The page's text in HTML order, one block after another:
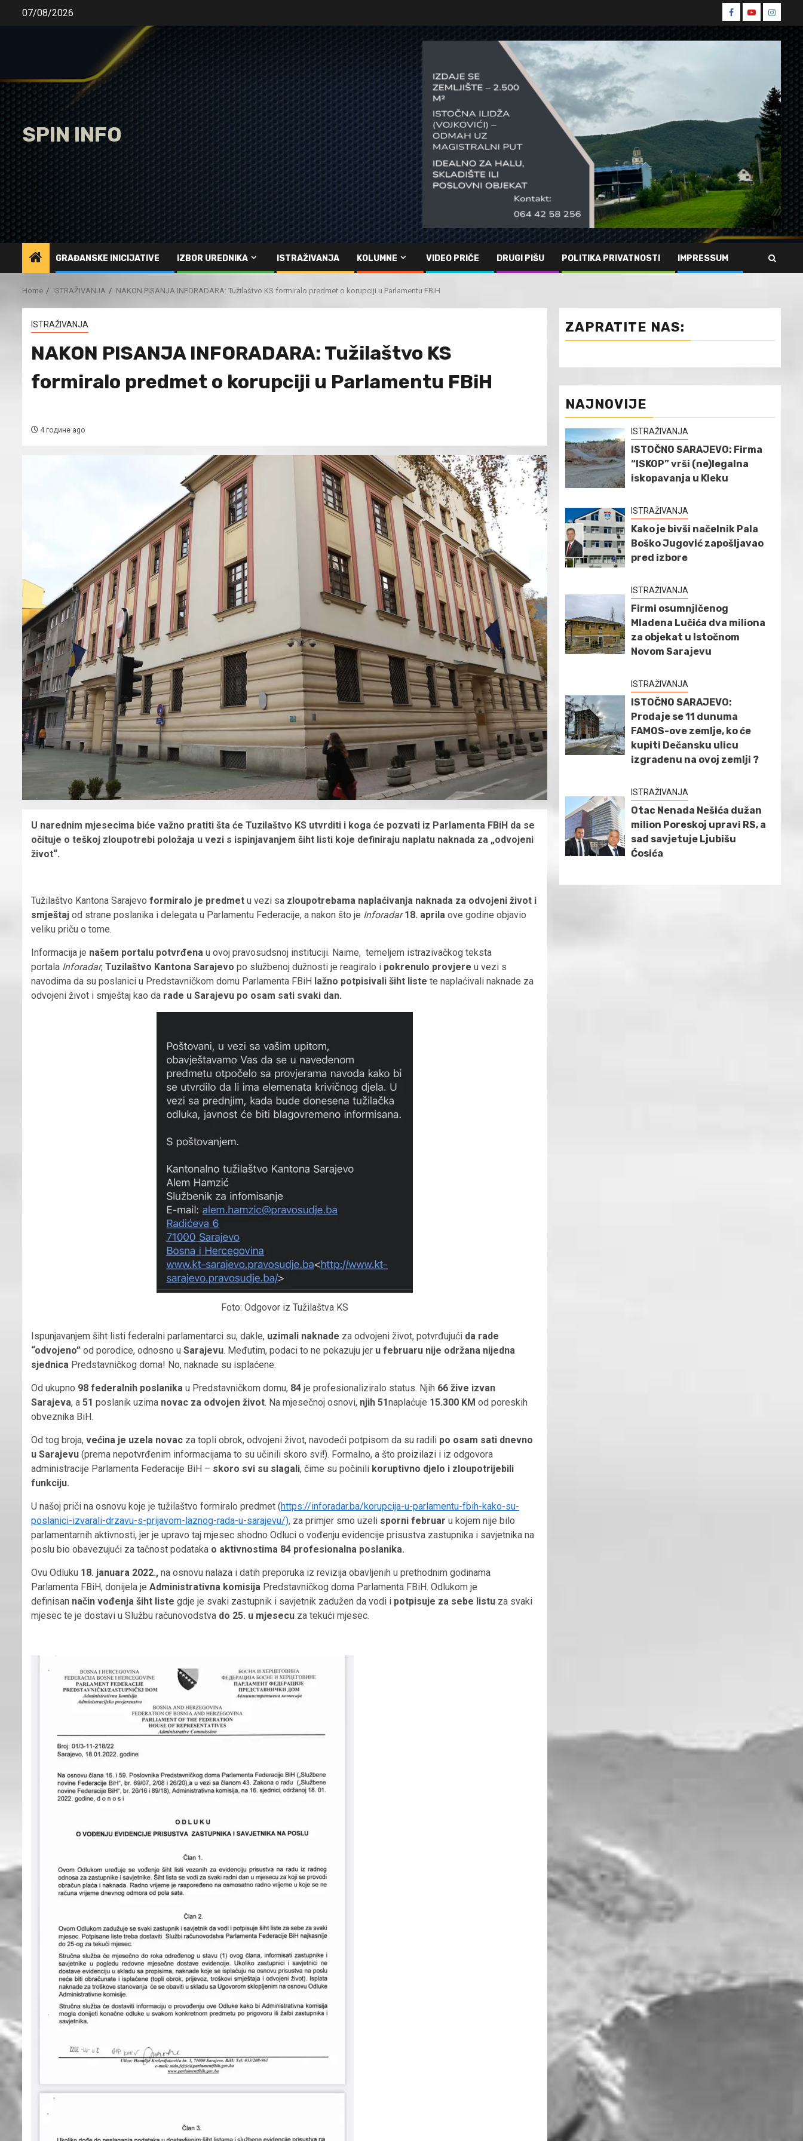
07/08/2026
Spin
Facebook
Spin
Youtube
Spin
SPIN INFO
GRAĐANSKE INICIJATIVE IZBOR UREDNIKA ISTRAŽIVANJA KOLUMNE VIDEO PRIČE DRUGI PIŠU POLITIKA PRIVATNOSTI IMPRESSUM
Home ISTRAŽIVANJA NAKON PISANJA INFORADARA: Tužilaštvo KS formiralo predmet o korupciji u Parlamentu FBiH
ISTRAŽIVANJA
NAKON PISANJA INFORADARA: Tužilaštvo KS
formiralo predmet o korupciji u Parlamentu FBiH
4 године ago
U narednim mjesecima biće važno pratiti šta će Tuzilaštvo KS utvrditi i koga će pozvati iz Parlamenta FBiH da se
očituje o teškoj zloupotrebi položaja u vezi s ispinjavanjem šiht listi koje definiraju naplatu naknada za „odvojeni
život“.
Tužilaštvo Kantona Sarajevo formiralo je predmet u vezi sa zloupotrebama naplaćivanja naknada za odvojeni život i
smještaj od strane poslanika i delegata u Parlamentu Federacije, a nakon što je Inforadar 18. aprila ove godine objavio
veliku priču o tome.
Informacija je našem portalu potvrđena u ovoj pravosudsnoj instituciji. Naime, temeljem istrazivačkog teksta
portala Inforadar, Tuzilaštvo Kantona Sarajevo po službenoj dužnosti je reagiralo i pokrenulo provjere u vezi s
navodima da su poslanici u Predstavničkom domu Parlamenta FBiH lažno potpisivali šiht liste te naplaćivali naknade za
odvojeni život i smještaj kao da rade u Sarajevu po osam sati svaki dan.
Foto: Odgovor iz Tužilaštva KS
Ispunjavanjem šiht listi federalni parlamentarci su, dakle, uzimali naknade za odvojeni život, potvrđujući da rade
“odvojeno” od porodice, odnosno u Sarajevu. Međutim, podaci to ne pokazuju jer u februaru nije održana nijedna
sjednica Predstavničkog doma! No, naknade su isplaćene.
Od ukupno 98 federalnih poslanika u Predstavničkom domu, 84 je profesionaliziralo status. Njih 66 žive izvan
Sarajeva, a 51 poslanik uzima novac za odvojen život. Na mjesečnoj osnovi, njih 51naplaćuje 15.300 KM od poreskih
obveznika BiH.
Od tog broja, većina je uzela novac za topli obrok, odvojeni život, navodeći potpisom da su radili po osam sati dnevno
u Sarajevu (prema nepotvrđenim informacijama to su učinili skoro svi!). Formalno, a što proizilazi i iz odgovora
administracije Parlamenta Federacije BiH – skoro svi su slagali, čime su počinili koruptivno djelo i zloupotrijebili
funkciju.
U našoj priči na osnovu koje je tužilaštvo formiralo predmet (https://inforadar.ba/korupcija-u-parlamentu-fbih-kako-su-
poslanici-izvarali-drzavu-s-prijavom-laznog-rada-u-sarajevu/), za primjer smo uzeli sporni februar u kojem nije bilo
parlamentarnih aktivnosti, jer je upravo taj mjesec shodno Odluci o vođenju evidencije prisustva zastupnika i savjetnika na
poslu bio obavezujući za tačnost podataka o aktivnostima 84 profesionalna poslanika.
Ovu Odluku 18. januara 2022., na osnovu nalaza i datih preporuka iz revizija obavljenih u prethodnim godinama
Parlamenta FBiH, donijela je Administrativna komisija Predstavničkog doma Parlamenta FBiH. Odlukom je
definisan način vođenja šiht liste gdje je svaki zastupnik i savjetnik zadužen da vodi i potpisuje za sebe listu za svaki
mjesec te je dostavi u Službu računovodstva do 25. u mjesecu za tekući mjesec.
ZAPRATITE NAS:
NAJNOVIJE
ISTRAŽIVANJA
ISTOČNO SARAJEVO: Firma
“ISKOP” vrši (ne)legalna
iskopavanja u Kleku
ISTRAŽIVANJA
Kako je bivši načelnik Pala
Boško Jugović zapošljavao
pred izbore
ISTRAŽIVANJA
Firmi osumnjičenog
Mladena Lučića dva miliona
za objekat u Istočnom
Novom Sarajevu
ISTRAŽIVANJA
ISTOČNO SARAJEVO:
Prodaje se 11 dunuma
FAMOS-ove zemlje, ko će
kupiti Dečansku ulicu
izgrađenu na ovoj zemlji ?
ISTRAŽIVANJA
Otac Nenada Nešića dužan
milion Poreskoj upravi RS, a
sad savjetuje Ljubišu
Ćosića